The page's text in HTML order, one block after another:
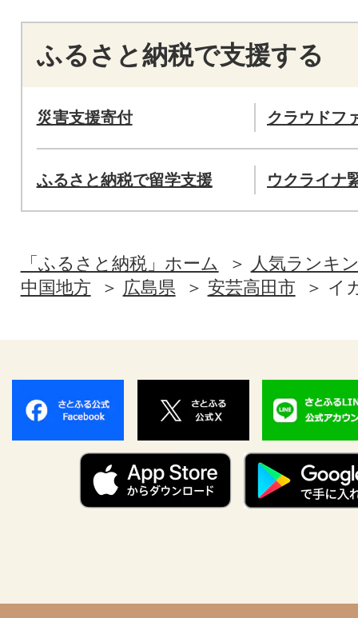
ふるさと納税で支援する
災害支援寄付 クラウドフ
ふるさと納税で留学支援 ウクライナ
「ふるさと納税」ホーム
人気ランキ
中国地方
広島県 安芸高田市 イ